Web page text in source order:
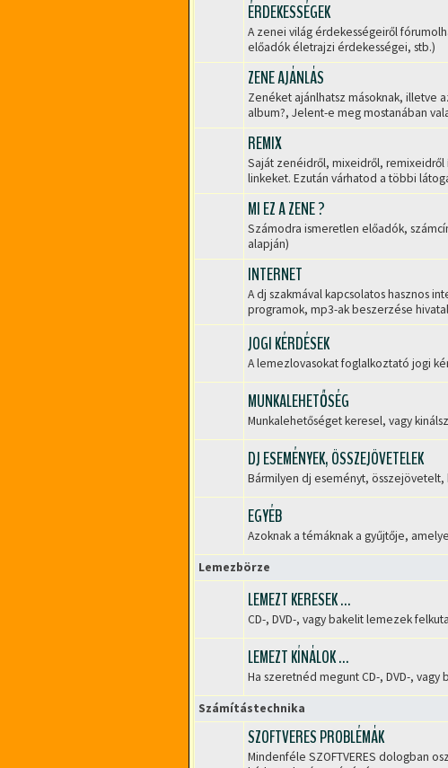
Nincs
olvasatlan
hozzászólás
ÉRDEKESSÉGEK
A zenei világ érdekességeiről
előadók életrajzi érdekességei, stb.)
Nincs
olvasatlan
hozzászólás
ZENE AJÁNLÁS
Zenéket ajánlhatsz másoknak, illetve
album?, Jelent-e meg mostanában
Nincs
olvasatlan
hozzászólás
REMIX
Saját zenéidről, mixeidről,
linkeket. Ezután várhatod a többi
Nincs
olvasatlan
hozzászólás
MI EZ A ZENE ?
Számodra ismeretlen előadók,
alapján)
Nincs
olvasatlan
hozzászólás
INTERNET
A dj szakmával kapcsolatos hasznos
programok, mp3-ak beszerzése
Nincs
olvasatlan
hozzászólás
JOGI KÉRDÉSEK
A lemezlovasokat foglalkoztató jogi
Nincs
olvasatlan
hozzászólás
MUNKALEHETŐSÉG
Munkalehetőséget keresel, vagy
Nincs
olvasatlan
hozzászólás
DJ ESEMÉNYEK, ÖSSZEJÖVETELEK
Bármilyen dj eseményt,
Nincs
olvasatlan
hozzászólás
EGYÉB
Azoknak a témáknak a gyűjtője,
Lemezbörze
Nincs
olvasatlan
hozzászólás
LEMEZT KERESEK ...
CD-, DVD-, vagy bakelit lemezek
Nincs
olvasatlan
hozzászólás
LEMEZT KÍNÁLOK ...
Ha szeretnéd megunt CD-, DVD-,
Számítástechnika
SZOFTVERES PROBLÉMÁK
Mindenféle SZOFTVERES dologban